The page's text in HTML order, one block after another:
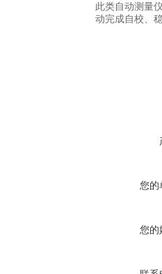
此类自动测量
动完成自校、
您的
您的